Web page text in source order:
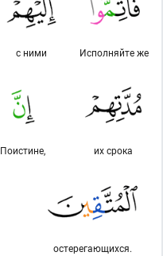
Исполняйте же
с ними
их срока
Поистине,
остерегающихся.